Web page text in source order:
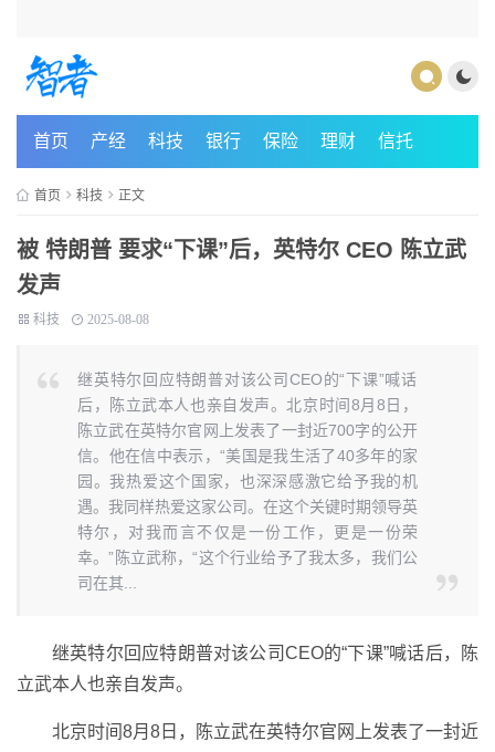
首页 产经 科技 银行 保险 理财 信托
首页 科技 正文
被 特朗普 要求“下课”后，英特尔 CEO 陈立武
发声
科技 2025-08-08
继英特尔回应特朗普对该公司CEO的“下课”喊话
后，陈立武本人也亲自发声。北京时间8月8日，
陈立武在英特尔官网上发表了一封近700字的公开
信。他在信中表示，“美国是我生活了40多年的家
园。我热爱这个国家，也深深感激它给予我的机
遇。我同样热爱这家公司。在这个关键时期领导英
特尔，对我而言不仅是一份工作，更是一份荣
幸。”陈立武称，“这个行业给予了我太多，我们公
司在其...
继英特尔回应特朗普对该公司CEO的“下课”喊话后，陈
立武本人也亲自发声。
北京时间8月8日，陈立武在英特尔官网上发表了一封近